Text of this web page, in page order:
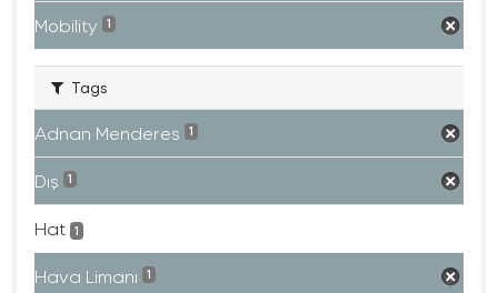
Mobility 1
Tags
Adnan Menderes 1
Dış 1
Hat 1
Hava Limanı 1